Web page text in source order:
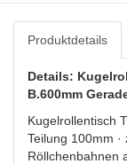
Produktdetails
Details:
B.600mm
Kugelrollentisch
Teilung 100mm
Röllchenbahnen